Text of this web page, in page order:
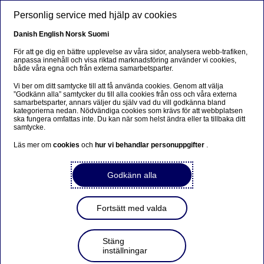
Anteeksi...
Sivua ei ole saatavilla suomeksi
Pysy sivulla|Siirry aiheeseen liittyvälle
Värderingar
Få koll på din familjejuridiska
situation
Personlig service med hjälp av cookies
Danish English Norsk Suomi
För att ge dig en bättre upplevelse av våra sidor, analysera webb-trafiken,
anpassa innehåll och visa riktad marknadsföring använder vi cookies,
både våra egna och från externa samarbetsparter.
Vi ber om ditt samtycke till att få använda cookies. Genom att välja
”Godkänn alla” samtycker du till alla cookies från oss och våra externa
samarbetsparter, annars väljer du själv vad du vill godkänna bland
kategorierna nedan. Nödvändiga cookies som krävs för att webbplatsen
ska fungera omfattas inte. Du kan när som helst ändra eller ta tillbaka ditt
samtycke.
Läs mer omcookiesoch hur vi behandlar personuppgifter .
Godkänn alla
Fortsätt med valda
Stäng
inställningar